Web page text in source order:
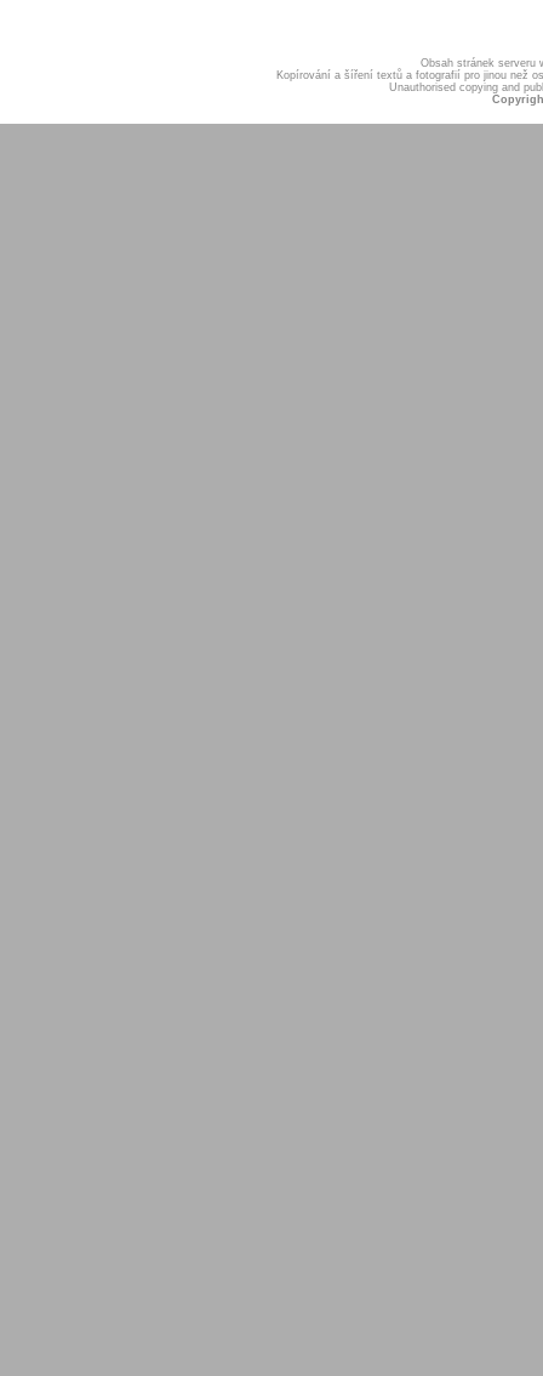
Obsah stránek serveru
Kopírování a šíření textů a fotografií pro jinou než
Unauthorised copying and